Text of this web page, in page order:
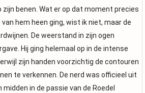
zijn benen. Wat er op dat moment precies
hem heen ging, wist ik niet, maar de
De weerstand in zijn ogen
Hij ging helemaal op in de intense
zijn handen voorzichtig de contouren
te verkennen. De nerd was officieel uit
in de passie van de Roedel